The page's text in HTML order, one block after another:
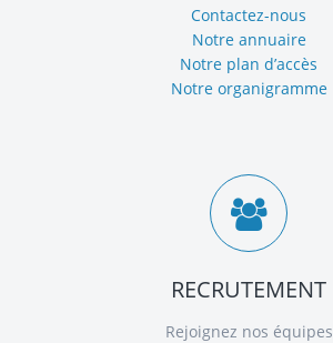
Contactez-nous
Notre annuaire
Notre plan d’accès
Notre organigramme
RECRUTEMENT
Rejoignez nos équipes